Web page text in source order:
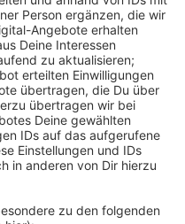
entlang.
die gleich mit
Der Esel
zu und das hätte übel
nahm also ein abruptes
mit ihren Autos ein.
Das Veterinäramt
ausfindig machen. Der
er Asyl in einer